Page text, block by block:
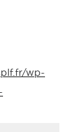
wp-